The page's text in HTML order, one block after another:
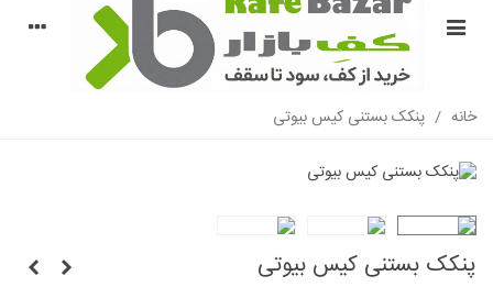
خانه / پنکک بستنی کیس بیوتی
پنکک بستنی کیس بیوتی